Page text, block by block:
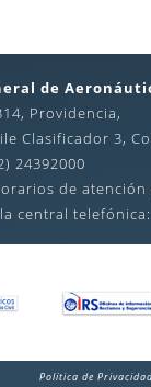
de
Providencia,
Clasificador 3,
24392000
de atención
central telefónica:
Política de